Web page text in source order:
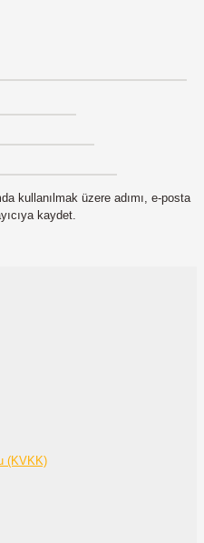
kullanılmak üzere adımı, e-posta
kaydet.
(KVKK)